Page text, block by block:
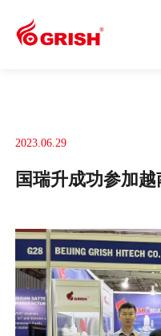
2023.06.29
国瑞升成功参加